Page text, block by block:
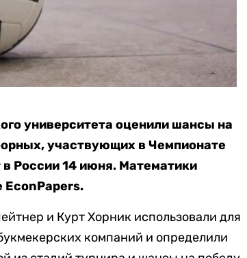
университета оценили шансы на
участвующих в Чемпионате
России 14 июня. Математики
EconPapers.
и Курт Хорник использовали для
компаний и определили